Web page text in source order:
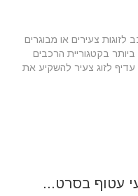
לזוגות צעירים או מבוגרים
בקטגוריית הרכבים
עדיף לזוג צעיר להשקיע את
עטוף בסרט...